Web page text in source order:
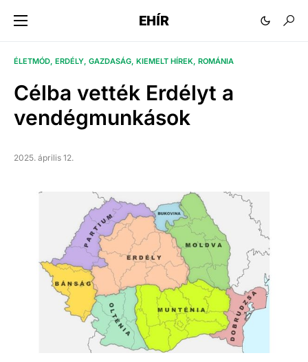
EHÍR
ÉLETMÓD ERDÉLY GAZDASÁG KIEMELT HÍREK ROMÁNIA
Célba vették Erdélyt a
vendégmunkások
2025. április 12.